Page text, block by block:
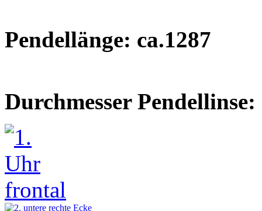
Pendellänge: ca.1287
Durchmesser